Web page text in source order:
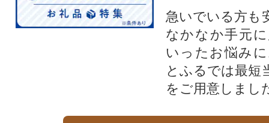
急いでいる方も
なかなか手元
いったお悩み
とふるでは最短
をご用意しまし